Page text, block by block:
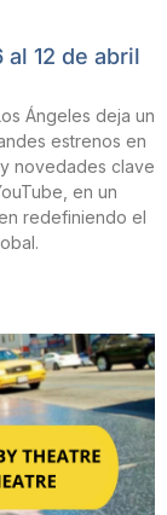
12 de abril
Ángeles deja un
estrenos en
novedades clave
en un
redefiniendo el